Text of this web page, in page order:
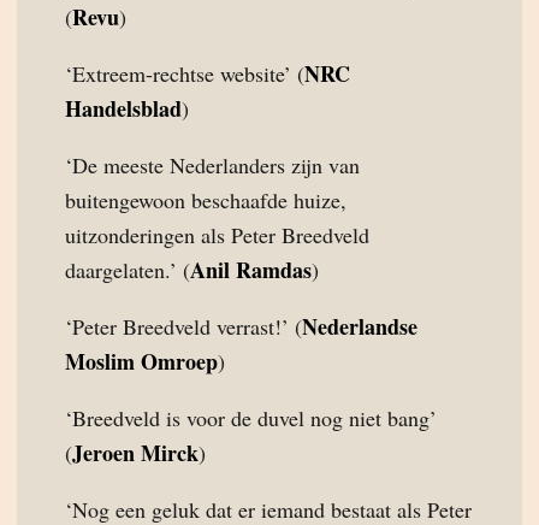
(Revu)
‘Extreem-rechtse website’ (NRC
Handelsblad)
‘De meeste Nederlanders zijn van
buitengewoon beschaafde huize,
uitzonderingen als Peter Breedveld
daargelaten.’ (Anil Ramdas)
‘Peter Breedveld verrast!’ (Nederlandse
Moslim Omroep)
‘Breedveld is voor de duvel nog niet bang’
(Jeroen Mirck)
‘Nog een geluk dat er iemand bestaat als Peter